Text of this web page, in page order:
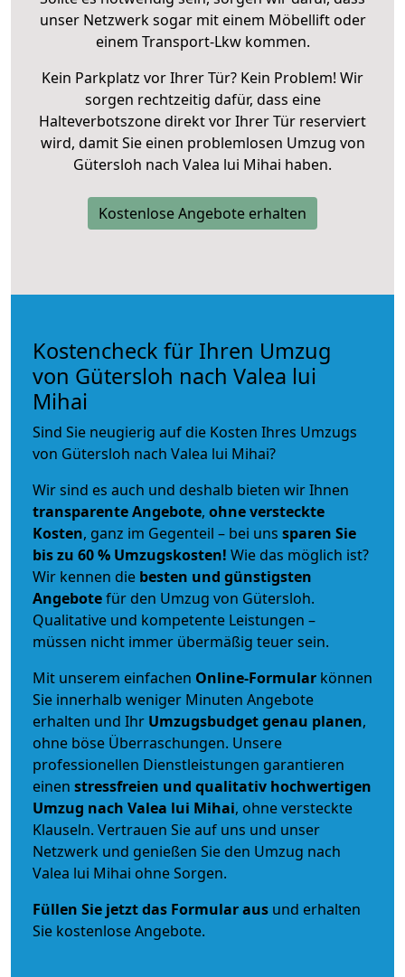
unser Netzwerk sogar mit einem Möbellift oder
einem Transport-Lkw kommen.
Kein Parkplatz vor Ihrer Tür? Kein Problem! Wir
sorgen rechtzeitig dafür, dass eine
Halteverbotszone direkt vor Ihrer Tür reserviert
wird, damit Sie einen problemlosen Umzug von
Gütersloh nach Valea lui Mihai haben.
Kostenlose Angebote erhalten
Kostencheck für Ihren Umzug
von Gütersloh nach Valea lui
Mihai
Sind Sie neugierig auf die Kosten Ihres Umzugs
von Gütersloh nach Valea lui Mihai?
Wir sind es auch und deshalb bieten wir Ihnen
transparente Angebote, ohne versteckte
Kosten, ganz im Gegenteil – bei uns sparen Sie
bis zu 60 % Umzugskosten! Wie das möglich ist?
Wir kennen die besten und günstigsten
Angebotefür den Umzug von Gütersloh.
Qualitative und kompetente Leistungen –
müssen nicht immer übermäßig teuer sein.
Mit unserem einfachen Online-Formular können
Sie innerhalb weniger Minuten Angebote
erhalten und Ihr Umzugsbudgetgenau planen,
ohne böse Überraschungen. Unsere
professionellen Dienstleistungen garantieren
einen stressfreien und qualitativ hochwertigen
Umzug nach Valea lui Mihai, ohne versteckte
Klauseln. Vertrauen Sie auf uns und unser
Netzwerk und genießen Sie den Umzug nach
Valea lui Mihai ohne Sorgen.
Füllen Sie jetzt das Formular aus und erhalten
Sie kostenlose Angebote.